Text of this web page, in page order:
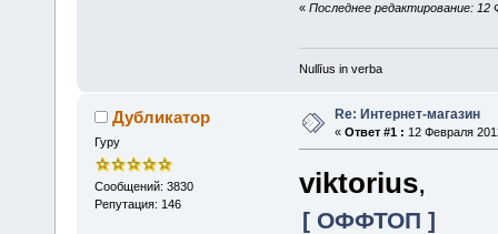
« Последнее редактирование: 12
Nullīus in verba
Дубликатор
Гуру
Сообщений: 3830
Репутация: 146
Re: Интернет-магазин
« Ответ #1 : 12 Февраля
viktorius,
[ ОФФТОП ]